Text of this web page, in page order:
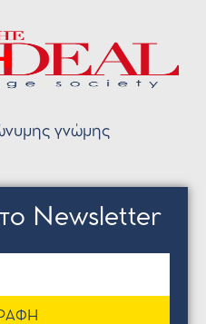
γνώμης
Newsletter